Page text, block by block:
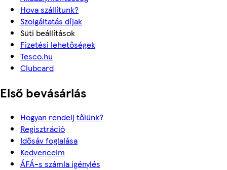
Hova szállítunk?
Szolgáltatás díjak
Süti beállítások
Fizetési lehetőségek
Tesco.hu
Clubcard
Első bevásárlás
Hogyan rendelj tőlünk?
Regisztráció
Idősáv foglalása
Kedvenceim
ÁFÁ-s számla igénylés